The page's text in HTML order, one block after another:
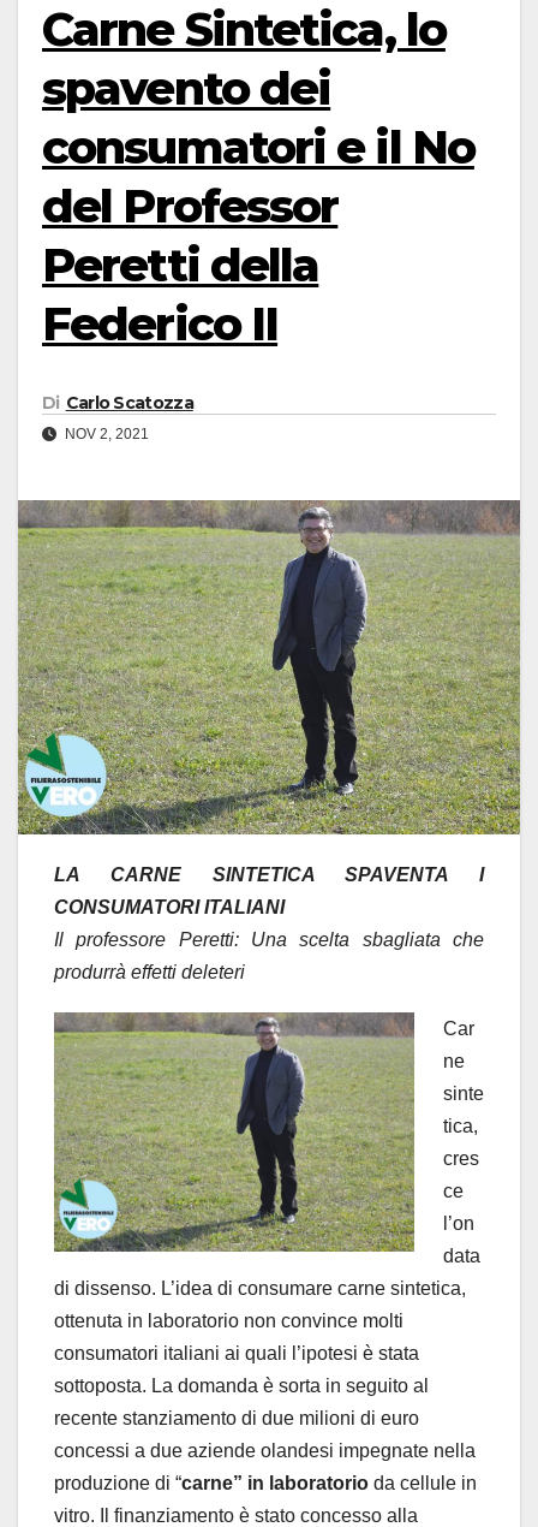
Carne Sintetica, lo
spavento dei
consumatori e il No
del Professor
Peretti della
Federico II
Di Carlo Scatozza
NOV 2, 2021
LA CARNE SINTETICA SPAVENTA I
CONSUMATORI ITALIANI
Il professore Peretti: Una scelta sbagliata che
produrrà effetti deleteri
Car
ne
sinte
tica,
cres
ce
l’on
data
di dissenso. L’idea di consumare carne sintetica,
ottenuta in laboratorio non convince molti
consumatori italiani ai quali l’ipotesi è stata
sottoposta. La domanda è sorta in seguito al
recente stanziamento di due milioni di euro
concessi a due aziende olandesi impegnate nella
produzione di “carne” in laboratorio da cellule in
vitro. Il finanziamento è stato concesso alla